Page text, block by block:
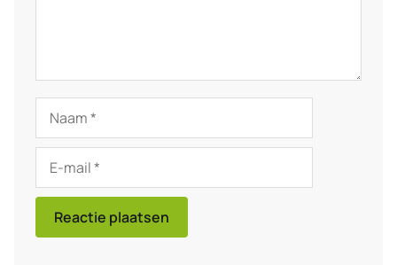
Naam
mail